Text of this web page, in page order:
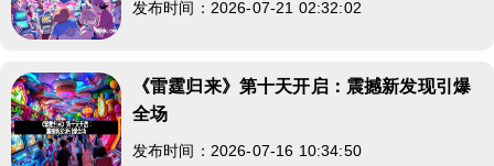
发布时间：2026-07-21 02:32:02
《雷霆归来》第十天开启：震撼新发现引爆
全场
发布时间：2026-07-16 10:34:50